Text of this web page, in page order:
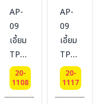
AP-
09
เอี้ยม
TPU
แบบ
อ่อน
นุ่ม
20-
1108
AP-
09
เอี้ยม
TPU
แบบ
อ่อน
นุ่ม
20-
1117